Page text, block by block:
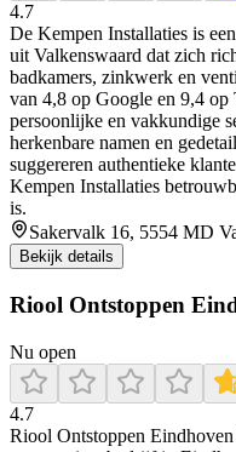
4.7
De Kempen Installaties is
uit Valkenswaard dat zich
badkamers, zinkwerk en
van 4,8 op Google en 9,4
persoonlijke en vakkundige
herkenbare namen en
suggereren authentieke
Kempen Installaties
is.
Sakervalk 16, 5554 MD
Bekijk details
Riool Ontstoppen
Nu open
4.7
Riool Ontstoppen